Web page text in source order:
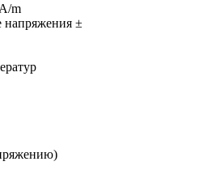
m
напряжения ±